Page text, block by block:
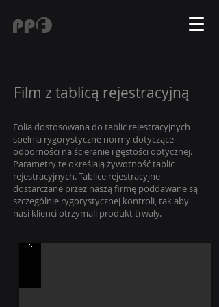
Film z tablicą rejestracyjną
Folia dostosowana do tablic rejestracyjnych
spełnia rygorystyczne normy dotyczące
odporności na ścieranie i gęstości optycznej.
Parametry te określają żywotność tablic
rejestracyjnych. Tablice rejestracyjne
dostarczane przez naszą firmę poddawane są
szczególnie rygorystycznej kontroli, tak aby
nasi klienci otrzymali produkt trwały.